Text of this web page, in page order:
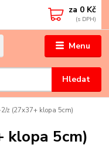
Menu
Hledat
za 0 Kč
2/z (27x37+ klopa 5cm)
klopa 5cm)